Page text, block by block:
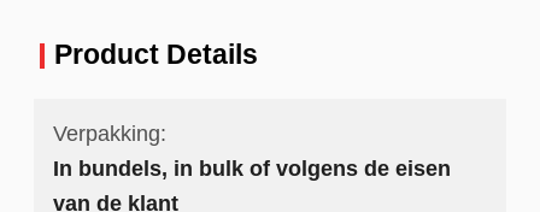
Product Details
Verpakking:
In bundels, in bulk of volgens de eisen
van de klant